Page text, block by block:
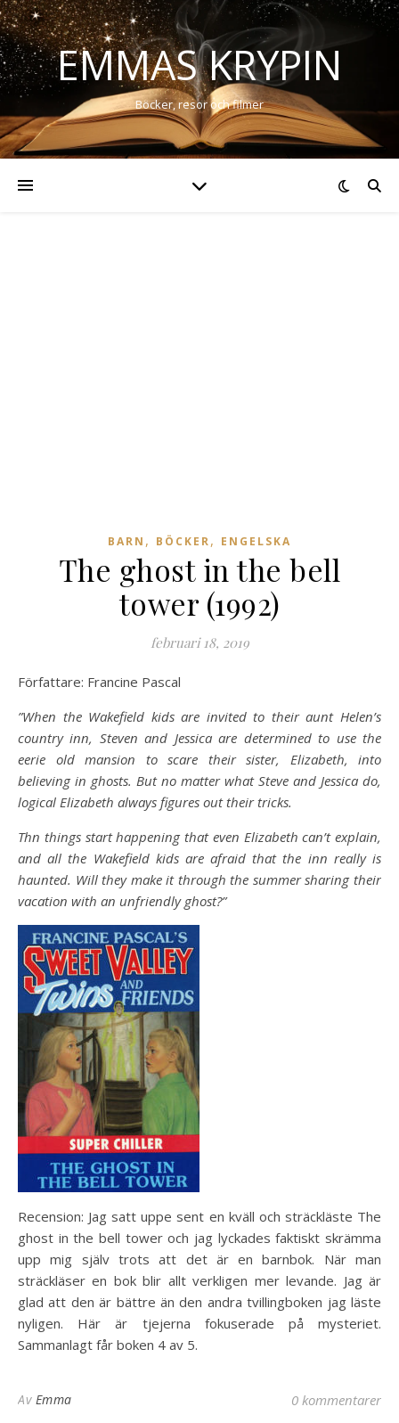
EMMAS KRYPIN
Böcker, resor och filmer
BARN , BÖCKER, ENGELSKA
The ghost in the bell
tower (1992)
februari 18, 2019
Författare: Francine Pascal
”When the Wakefield kids are invited to their aunt Helen’s
country inn, Steven and Jessica are determined to use the
eerie old mansion to scare their sister, Elizabeth, into
believing in ghosts. But no matter what Steve and Jessica do,
logical Elizabeth always figures out their tricks.
Thn things start happening that even Elizabeth can’t explain,
and all the Wakefield kids are afraid that the inn really is
haunted. Will they make it through the summer sharing their
vacation with an unfriendly ghost?”
Recension: Jag satt uppe sent en kväll och sträckläste The
ghost in the bell tower och jag lyckades faktiskt skrämma
upp mig själv trots att det är en barnbok. När man
sträckläser en bok blir allt verkligen mer levande. Jag är
glad att den är bättre än den andra tvillingboken jag läste
nyligen. Här är tjejerna fokuserade på mysteriet.
Sammanlagt får boken 4 av 5.
Av Emma 0 kommentarer